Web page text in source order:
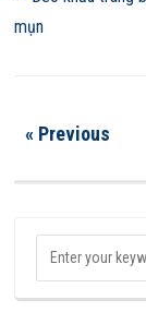
« Previous